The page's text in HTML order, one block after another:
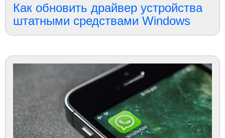
Как обновить драйвер устройства
штатными средствами Windows